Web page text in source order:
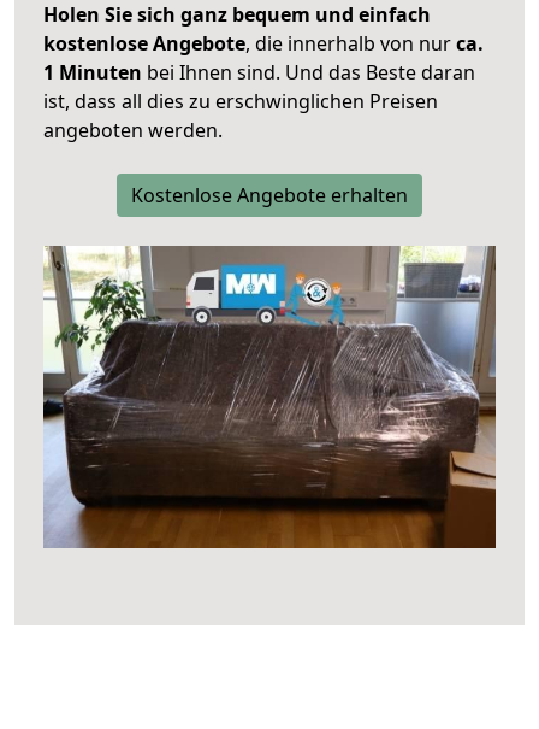
Holen Sie sich ganz bequem und einfach
kostenlose Angebote, die innerhalb von nurca.
1 Minuten bei Ihnen sind. Und das Beste daran
ist, dass all dies zu erschwinglichen Preisen
angeboten werden.
Kostenlose Angebote erhalten